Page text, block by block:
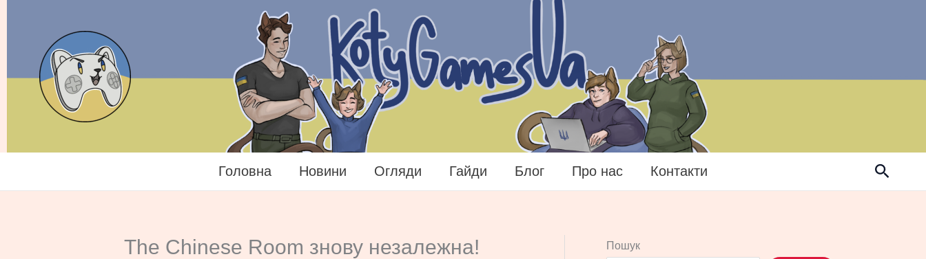
Головна Новини Огляди Гайди Блог Про нас Контакти Пошук
The Chinese Room знову незалежна!
Пошук